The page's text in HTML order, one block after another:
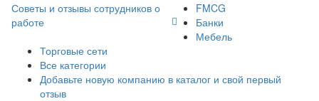
Советы и отзывы сотрудников о
работе
FMCG
Банки
Мебель
Торговые сети
Все категории
Добавьте новую компанию в каталог и свой первый
отзыв